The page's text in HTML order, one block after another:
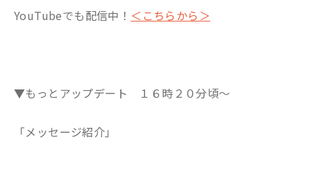
YouTubeでも配信中！ ＜こちらから＞
▼もっとアップデート １６時２０分頃～
「メッセージ紹介」